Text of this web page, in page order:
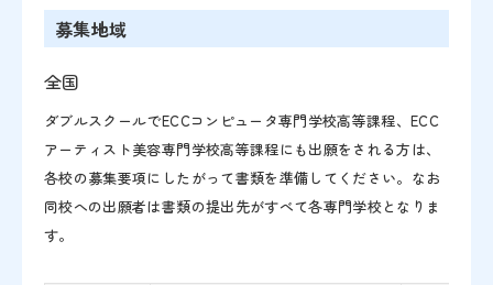
募集地域
全国
ダブルスクールでECCコンピュータ専門学校高等課程、ECC
アーティスト美容専門学校高等課程にも出願をされる方は、
各校の募集要項にしたがって書類を準備してください。なお
同校への出願者は書類の提出先がすべて各専門学校となりま
す。